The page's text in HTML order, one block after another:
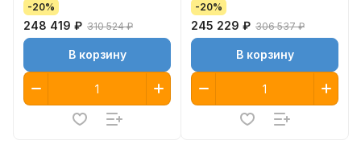
-20%
248 419 ₽ 310 524 ₽
В корзину
-20%
245 229 ₽ 306 537 ₽
В корзину